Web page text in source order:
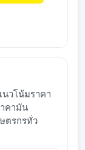
วโน้มราคา
คามัน
ตรกรทั่ว